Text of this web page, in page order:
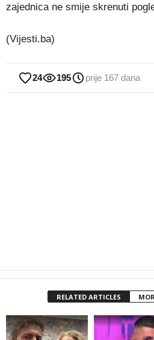
zajednica ne smije skrenuti
(Vijesti.ba)
24 195 prije 167 dana
RELATED ARTICLES